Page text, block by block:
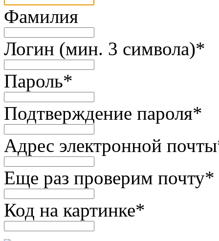
Фамилия
Логин (мин. 3 символа)*
Пароль*
Подтверждение пароля*
Адрес электронной почты
Еще раз проверим почту*
Код на картинке*